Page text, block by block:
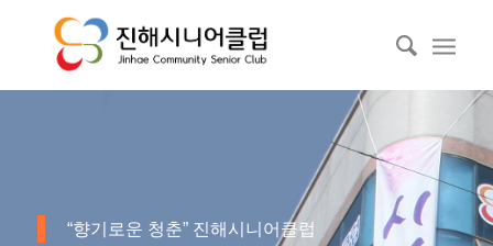
“향기로운 청춘” 진해시니어클럽